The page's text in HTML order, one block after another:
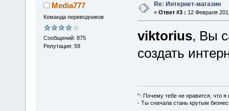
Media777
Команда переводчиков
Сообщений: 875
Репутация: 59
Re: Интернет-магазин
« Ответ #3 : 12 Февраля
viktorius, Вы
создать
"- Почему тебе не нравится, что я
- Ты сначала стань крутым